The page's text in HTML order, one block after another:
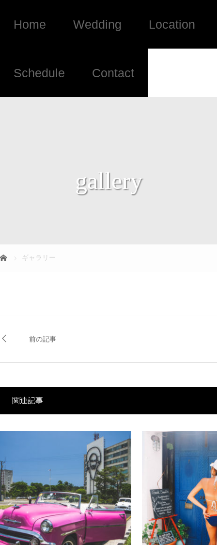
Home Wedding Location
Schedule Contact
gallery
ギャラリー
前の記事
関連記事